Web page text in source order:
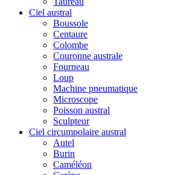
Ciel austral
Boussole
Centaure
Colombe
Couronne australe
Fourneau
Loup
Machine pneumatique
Microscope
Poisson austral
Sculpteur
Ciel circumpolaire austral
Autel
Burin
Caméléon